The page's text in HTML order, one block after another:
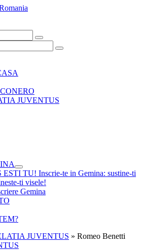
Caută...
Caută...
JUVENTUS
TU! Inscrie-te in Gemina: sustine-ti
ti visele!
Gemina
JUVENTUS » Romeo Benetti